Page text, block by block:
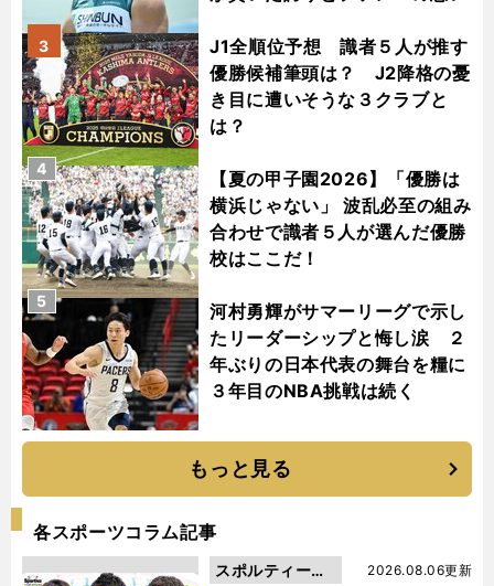
J1全順位予想 識者５人が推す
優勝候補筆頭は？ J2降格の憂
き目に遭いそうな３クラブと
は？
3
【夏の甲子園2026】「優勝は
横浜じゃない」 波乱必至の組み
合わせで識者５人が選んだ優勝
校はここだ！
4
河村勇輝がサマーリーグで示し
たリーダーシップと悔し涙 ２
年ぶりの日本代表の舞台を糧に
３年目のNBA挑戦は続く
5
もっと見る
各スポーツコラム記事
2026.08.06更新
スポルティーバ